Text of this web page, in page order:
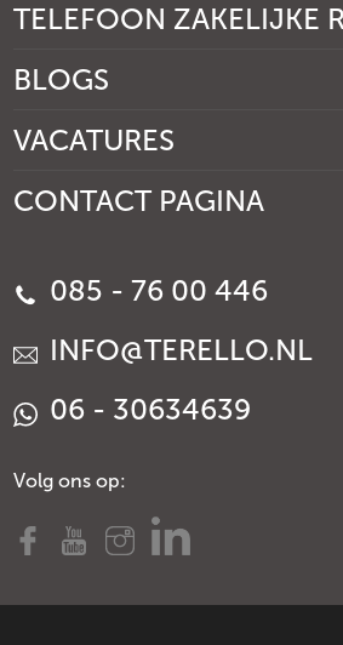
TELEFOON ZAKELIJKE
BLOGS
VACATURES
CONTACT PAGINA
085 - 76 00 446
INFO@TERELLO.NL
06 - 30634639
Volg ons op: